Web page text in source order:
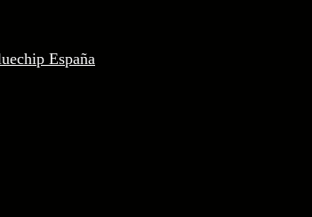
España